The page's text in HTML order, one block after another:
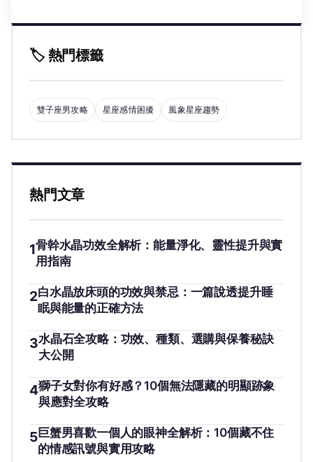
🏷️ 熱門標籤
雙子座男攻略 星座感情困擾 風象星座趨勢
熱門文章
1骨幹水晶功效全解析：能量淨化、靈性提升與實
用指南
2白水晶放床頭的功效與禁忌：一篇說透提升睡
眠與能量的正確方法
3水晶石全攻略：功效、種類、選購與保養秘訣
大公開
4獅子女對你有好感？10個無法隱藏的明顯跡象
與應對全攻略
5巨蟹男喜歡一個人的眼神全解析：10個藏不住
的情感訊號與實用攻略